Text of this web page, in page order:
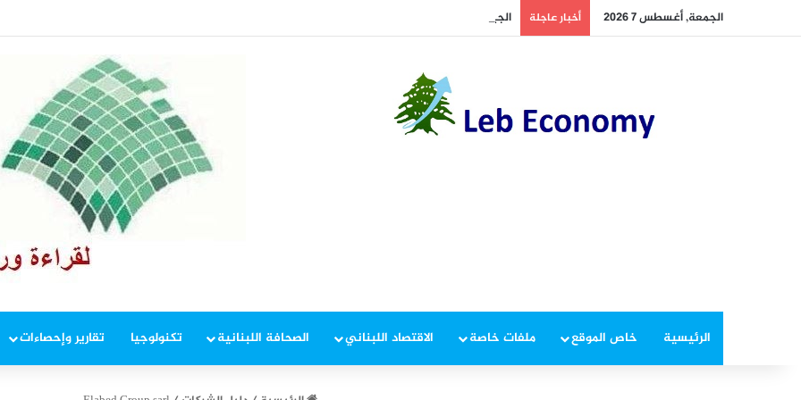
الجمعة, أغسطس 7 2026 أخبار عاجلة الجيش يوقف مطلوبين في إطار ملاحقة المخلين بالأمن
الرئيسية خاص الموقع ملفات خاصة الاقتصاد اللبناني الصحافة اللبنانية تكنولوجيا تقارير وإحصاءات